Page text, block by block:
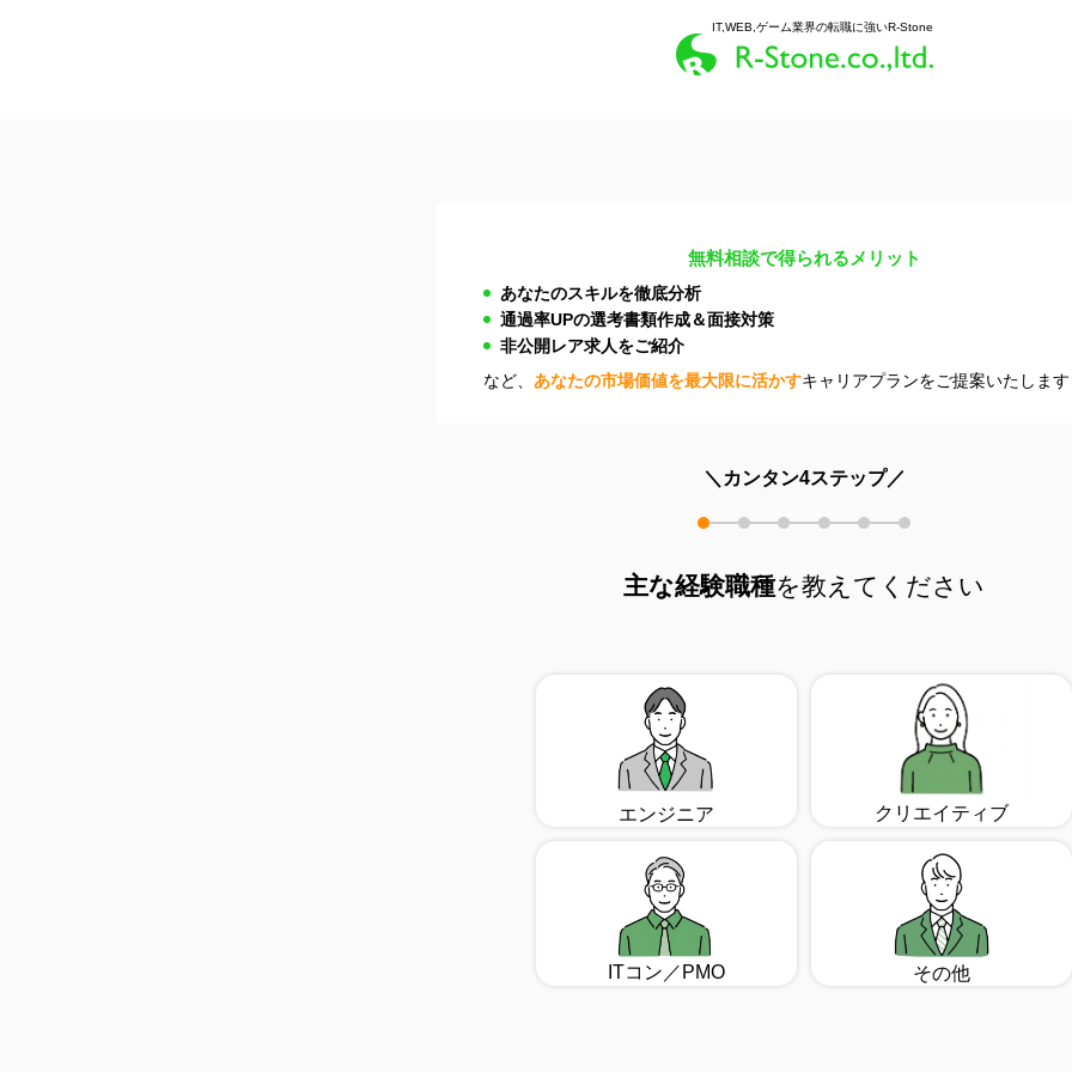
IT,WEB,ゲーム業界の転職に強いR-Stone
無料相談で得られるメリット
あなたのスキルを徹底分析
通過率UPの選考書類作成＆面接対策
非公開レア求人をご紹介
など、 あなたの市場価値を最大限に活かすキャリアプランをご提案いたしま
＼カンタン4ステップ／
主な経験職種を教えてください
エンジニア クリエイティブ
ITコン／PMO その他